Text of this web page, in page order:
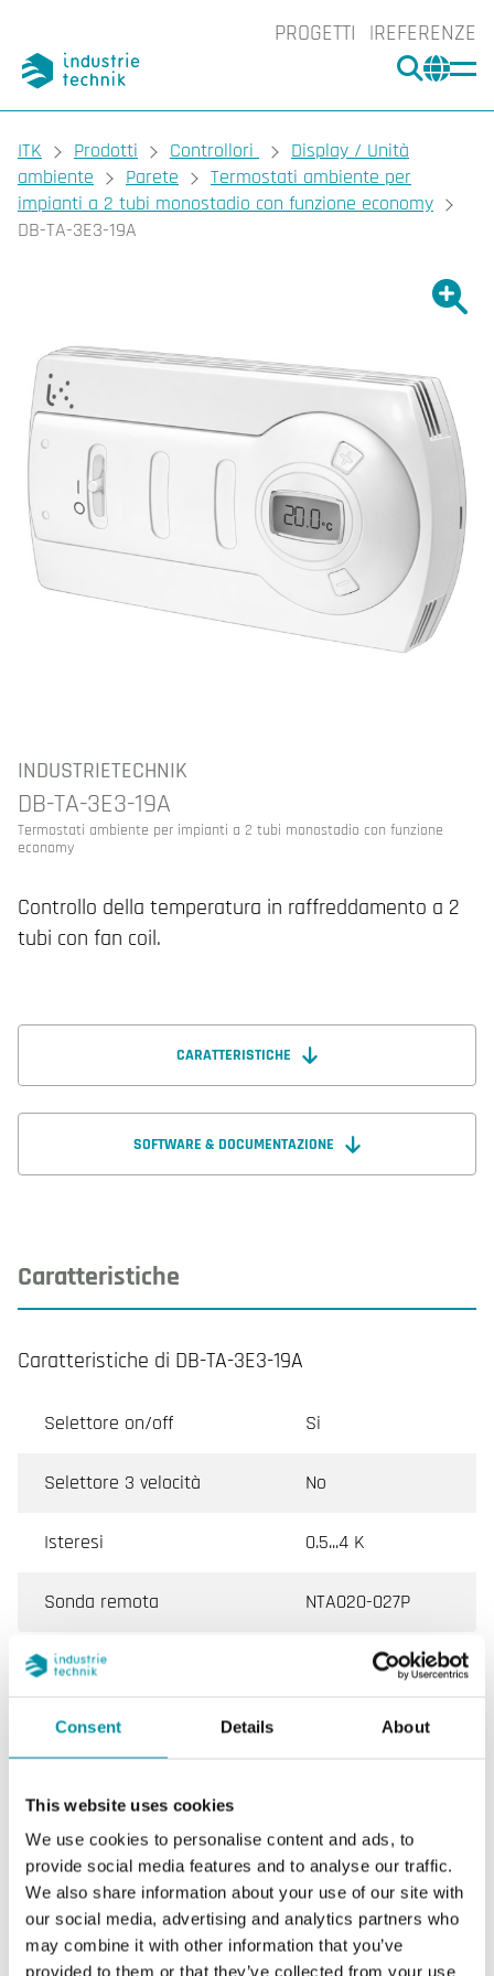
Consent Details About
This website uses cookies
We use cookies to personalise content and ads, to
provide social media features and to analyse our traffic.
We also share information about your use of our site with
our social media, advertising and analytics partners who
may combine it with other information that you’ve
provided to them or that they’ve collected from your use
PROGETTI REFERENZE
CERCA
You are here:
ITK Prodotti Controllori
Display / Unità
ambiente
Parete
Termostati ambiente per
impianti a 2 tubi monostadio con funzione economy
DB-TA-3E3-19A
INDUSTRIETECHNIK
DB-TA-3E3-19A
Termostati ambiente per impianti a 2 tubi monostadio con funzione
economy
Controllo della temperatura in raffreddamento a 2
tubi con fan coil.
CARATTERISTICHE
SOFTWARE & DOCUMENTAZIONE
Caratteristiche
Caratteristiche di DB-TA-3E3-19A
Selettore on/off Si
Selettore 3 velocità No
Isteresi 0.5...4 K
Sonda remota NTA020-027P
a 2 tubi monostadio con funzione economy
Tensione di
230 V AC ± 10%, 50/60 Hz
Ingresso
Contatto esterno per
funzione economy
Uscite
Valvole: 1 relè SPDT 6 A